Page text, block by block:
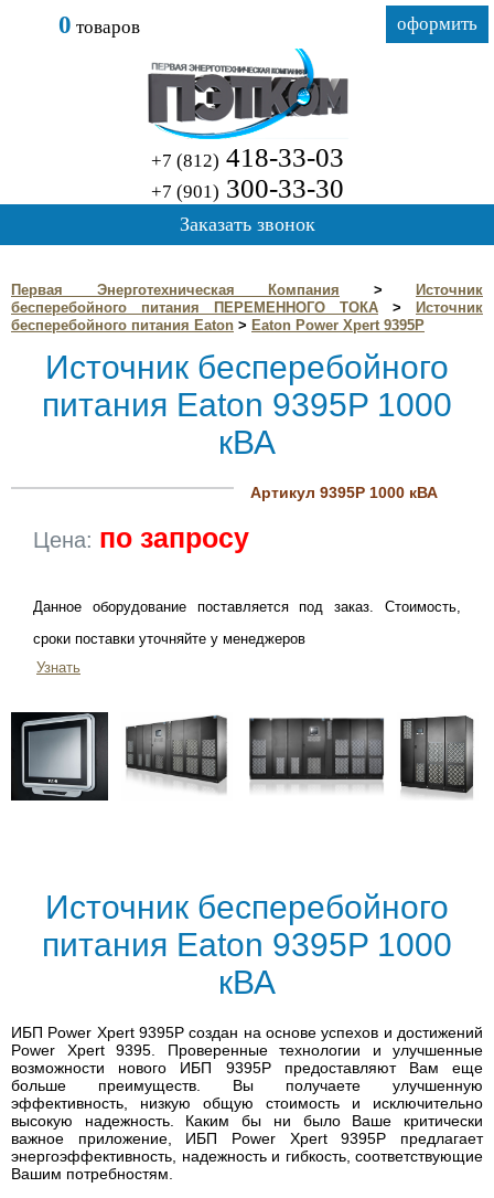
0 товаров оформить
+7 (812) 418-33-03
+7 (901) 300-33-30
Заказать звонок
Первая Энерготехническая Компания >
Источник
бесперебойного питания ПЕРЕМЕННОГО ТОКА >
Источник
бесперебойного питания Eaton > Eaton Power Xpert 9395P
Источник бесперебойного
питания Eaton 9395P 1000
кВА
Артикул 9395P 1000 кВА
Цена: по запросу
Данное оборудование поставляется под заказ. Стоимость,
сроки поставки уточняйте у менеджеров
Узнать
Источник бесперебойного
питания Eaton 9395P 1000
кВА
ИБП Power Xpert 9395P создан на основе успехов и достижений
Power Xpert 9395. Проверенные технологии и улучшенные
возможности нового ИБП 9395P предоставляют Вам еще
больше преимуществ. Вы получаете улучшенную
эффективность, низкую общую стоимость и исключительно
высокую надежность. Каким бы ни было Ваше критически
важное приложение, ИБП Power Xpert 9395P предлагает
энергоэффективность, надежность и гибкость, соответствующие
Вашим потребностям.